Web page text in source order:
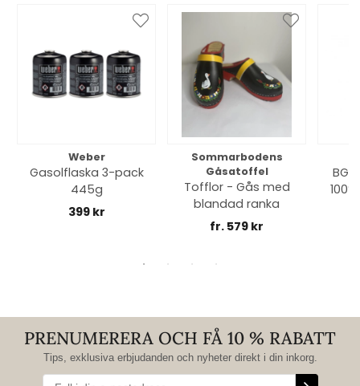
Weber
Gasolflaska 3-pack
445g
399 kr
Sommarbodens
Gåsatoffel
Tofflor - Gås med
blandad ranka
fr. 579 kr
PRENUMERERA OCH FÅ 10 % RABATT
Tips, exklusiva erbjudanden och nyheter direkt i din inkorg.